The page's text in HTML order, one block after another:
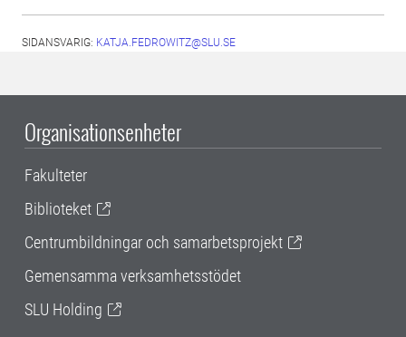
SIDANSVARIG: KATJA.FEDROWITZ@SLU.SE
Organisationsenheter
Fakulteter
Biblioteket
Centrumbildningar och samarbetsprojekt
Gemensamma verksamhetsstödet
SLU Holding